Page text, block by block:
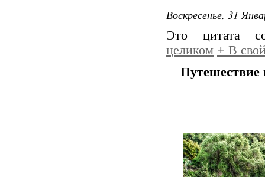
Воскресенье, 31
Это цитата
целиком + В